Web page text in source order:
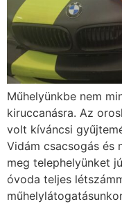
Műhelyünkbe nem
kiruccanásra. Az
volt kíváncsi
Vidám csacsogás és
meg telephelyünket
óvoda teljes